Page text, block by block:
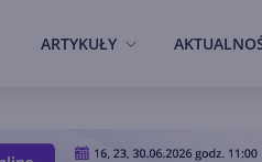
ARTYKUŁY